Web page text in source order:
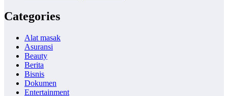
Categories
Alat masak
Asuransi
Beauty
Berita
Bisnis
Dokumen
Entertainment